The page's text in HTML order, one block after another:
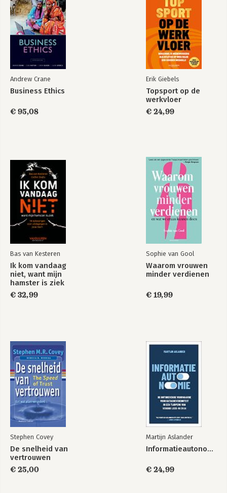
The A to Z of
Corporate Social
Responsibility
10. Civil society and business ethics
11. Government, regulation, and business ethics
12. Conclusions and future perspectives
Andrew Crane
Business Ethics
€ 95,08
Erik Giebels
Topsport op de
werkvloer
€ 24,99
Bas van Kesteren
Ik kom vandaag
niet, want mijn
hamster is ziek
€ 32,99
Sophie van Gool
Waarom vrouwen
minder verdienen
€ 19,99
Stephen Covey
De snelheid van
vertrouwen
€ 25,00
Martijn Aslander
Informatieautonomie
€ 24,99